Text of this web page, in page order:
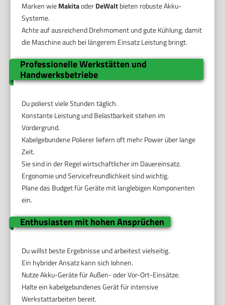
Marken wieMakitaoderDeWaltbieten robuste Akku-
Systeme.
Achte auf ausreichend Drehmoment und gute Kühlung, damit
die Maschine auch bei längerem Einsatz Leistung bringt.
Professionelle Werkstätten und
Handwerksbetriebe
Du polierst viele Stunden täglich.
Konstante Leistung und Belastbarkeit stehen im
Vordergrund.
Kabelgebundene Polierer liefern oft mehr Power über lange
Zeit.
Sie sind in der Regel wirtschaftlicher im Dauereinsatz.
Ergonomie und Servicefreundlichkeit sind wichtig.
Plane das Budget für Geräte mit langlebigen Komponenten
ein.
Enthusiasten mit hohen Ansprüchen
Du willst beste Ergebnisse und arbeitest vielseitig.
Ein hybrider Ansatz kann sich lohnen.
Nutze Akku-Geräte für Außen- oder Vor-Ort-Einsätze.
Halte ein kabelgebundenes Gerät für intensive
Werkstattarbeiten bereit.